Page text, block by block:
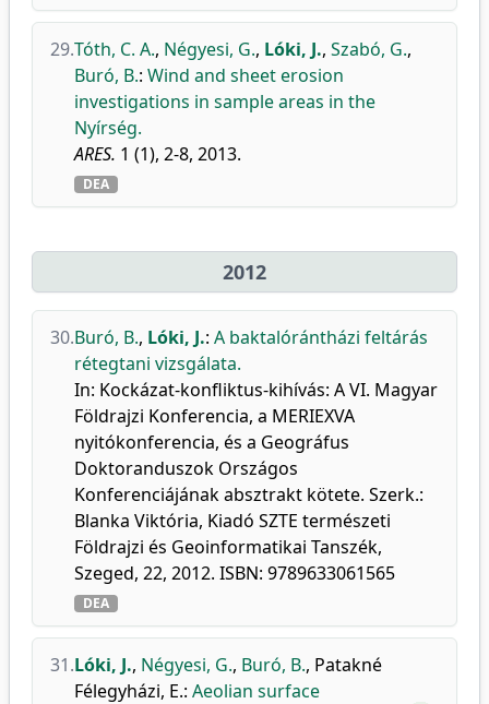
29.Tóth, C. A., Négyesi, G., Lóki, J., Szabó, G.,
Buró, B.: Wind and sheet erosion
investigations in sample areas in the
Nyírség.
ARES. 1 (1), 2-8, 2013.
DEA
2012
30.Buró, B., Lóki, J.: A baktalórántházi feltárás
rétegtani vizsgálata.
In: Kockázat-konfliktus-kihívás: A VI. Magyar
Földrajzi Konferencia, a MERIEXVA
nyitókonferencia, és a Geográfus
Doktoranduszok Országos
Konferenciájának absztrakt kötete. Szerk.:
Blanka Viktória, Kiadó SZTE természeti
Földrajzi és Geoinformatikai Tanszék,
Szeged, 22, 2012. ISBN: 9789633061565
DEA
31.Lóki, J., Négyesi, G., Buró, B., Patakné
Félegyházi, E.: Aeolian surface